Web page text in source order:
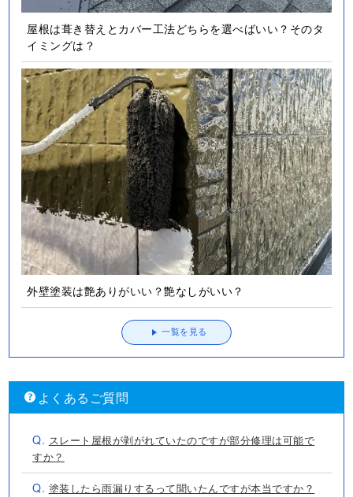
屋根は葺き替えとカバー工法どちらを選べばいい？そのタ
イミングは？
外壁塗装は艶ありがいい？艶なしがいい？
一覧を見る
よくあるご質問
Q. スレート屋根が剥がれていたのですが部分修理は可能で
すか？
Q. 塗装したら雨漏りするって聞いたんですが本当ですか？